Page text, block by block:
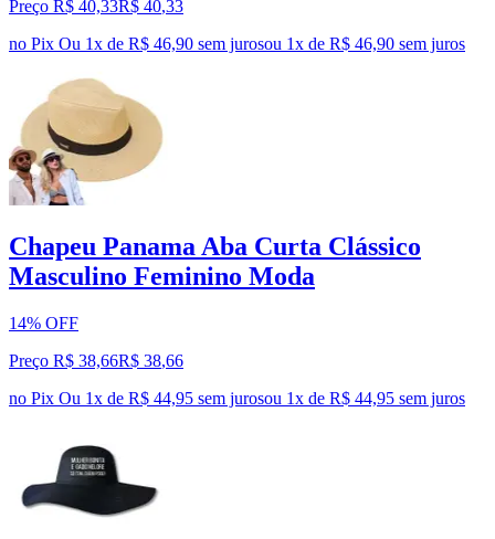
Preço R$ 40,33R$ 40,33
no Pix Ou 1x de R$ 46,90 sem jurosou 1x de R$ 46,90 sem juros
Chapeu Panama Aba Curta Clássico
Masculino Feminino Moda
14% OFF
Preço R$ 38,66R$ 38,66
no Pix Ou 1x de R$ 44,95 sem jurosou 1x de R$ 44,95 sem juros